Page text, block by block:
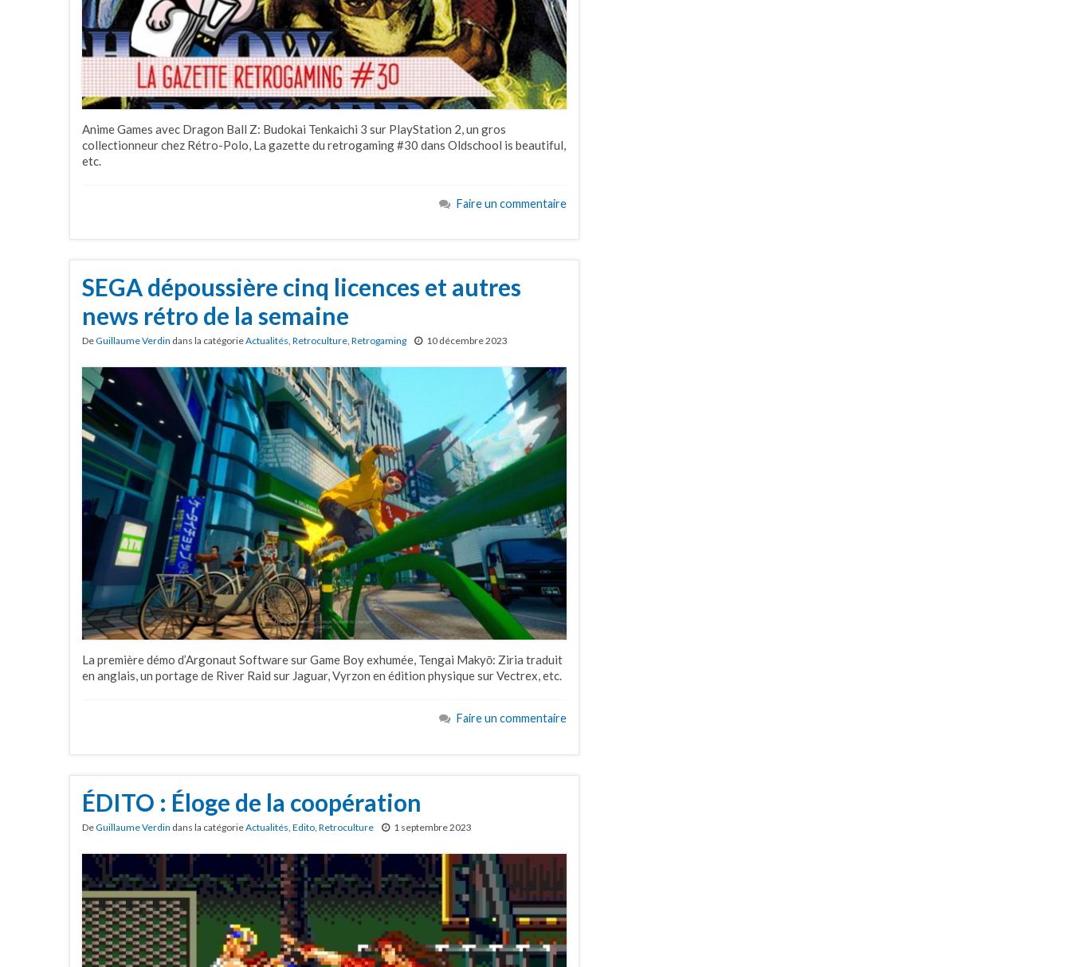
Anime Games avec Dragon Ball Z: Budokai Tenkaichi 3 sur PlayStation 2, un gros
collectionneur chez Rétro-Polo, La gazette du retrogaming #30 dans Oldschool is beautiful,
etc.
Faire un commentaire
SEGA dépoussière cinq licences et autres
news rétro de la semaine
DeGuillaume Verdin dans la catégorieActualités, Retroculture, Retrogaming 10 décembre 2023
La première démo d’Argonaut Software sur Game Boy exhumée, Tengai Makyō: Ziria traduit
en anglais, un portage de River Raid sur Jaguar, Vyrzon en édition physique sur Vectrex, etc.
Faire un commentaire
ÉDITO : Éloge de la coopération
DeGuillaume Verdin dans la catégorieActualités Edito Retroculture 1 septembre 2023